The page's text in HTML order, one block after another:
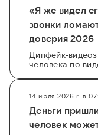
«Я же видел
звонки
доверия 2026
Дипфейк-
человека по
14 июля 2026 г. в
Деньги
человек